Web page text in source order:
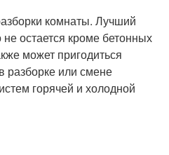
комнаты. Лучший
остается кроме бетонных
может пригодиться
или смене
горячей и холодной